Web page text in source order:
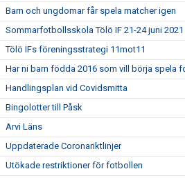
Barn och ungdomar får spela matcher igen
Sommarfotbollsskola Tölö IF 21-24 juni 2021
Tölö IFs föreningsstrategi 11mot11
Har ni barn födda 2016 som vill börja spela
Handlingsplan vid Covidsmitta
Bingolotter till Påsk
Arvi Läns
Uppdaterade Coronariktlinjer
Utökade restriktioner för fotbollen